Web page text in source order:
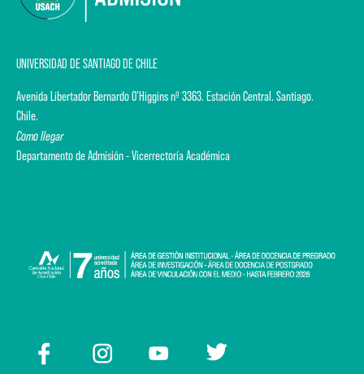
UNIVERSIDAD DE SANTIAGO DE CHILE
Avenida Libertador Bernardo O'Higgins nº 3363. Estación Central. Santiago.
Chile.
Como llegar
Departamento de Admisión - Vicerrectoría Académica